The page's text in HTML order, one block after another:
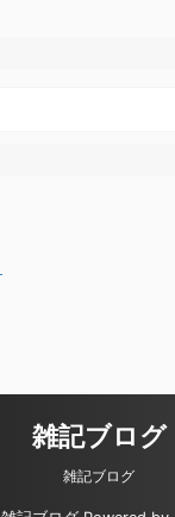
雑記ブログ
雑記ブログ